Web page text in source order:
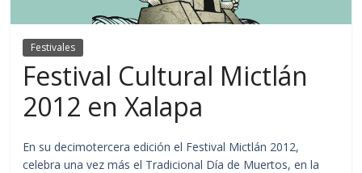
Festivales
Festival Cultural Mictlán
2012 en Xalapa
En su decimotercera edición el Festival Mictlán 2012,
celebra una vez más el Tradicional Día de Muertos, en la